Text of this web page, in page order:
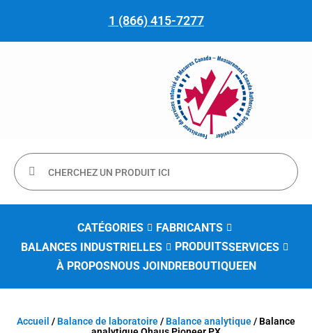
1 (866) 415-7277
CATÉGORIES
FABRICANTS
BALANCES INDUSTRIELLES
PRODUITSSERVICES
À PROPOSNOUS JOINDREBOUTIQUEEN
Accueil / Balance de laboratoire/ Balance analytique/ Balance